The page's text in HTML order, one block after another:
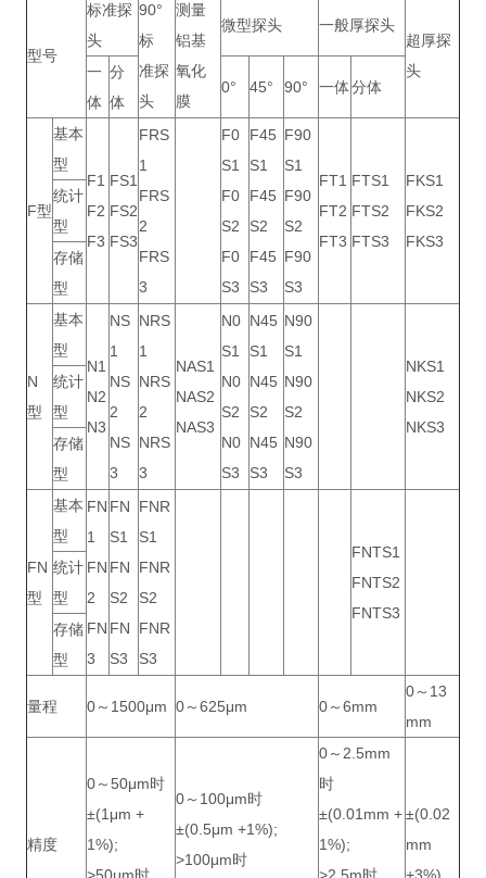
型号
标准探
头
90°
标
准探
头
测量
铝基
氧化
膜
微型探头
一般厚探头
超厚探
头
一
体
分
体
0° 45° 90° 一体分体
F型
基本
型
F1
F2
F3
FS1
FS2
FS3
FRS
1
FRS
2
FRS
3
F0
S1
F0
S2
F0
S3
F45
S1
F45
S2
F45
S3
F90
S1
F90
S2
F90
S3
FT1
FT2
FT3
FTS1
FTS2
FTS3
FKS1
FKS2
FKS3
统计
型
存储
型
N
型
基本
型
N1
N2
N3
NS
1
NS
2
NS
3
NRS
1
NRS
2
NRS
3
NAS1
NAS2
NAS3
N0
S1
N0
S2
N0
S3
N45
S1
N45
S2
N45
S3
N90
S1
N90
S2
N90
S3
NKS1
NKS2
NKS3
统计
型
存储
型
FN
型
基本
型
FN
1
FN
2
FN
3
FN
S1
FN
S2
FN
S3
FNR
S1
FNR
S2
FNR
S3
FNTS1
FNTS2
FNTS3
统计
型
存储
型
量程 0～1500μm 0～625μm 0～6mm
0～13
mm
精度
0～50μm时
±(1μm +
1%);
0～100μm时
±(0.5μm +1%);
>100μm时
0～2.5mm
时
±(0.01mm +
1%);
±(0.02
mm